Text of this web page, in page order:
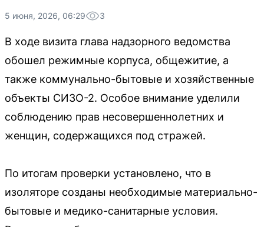
5 июня, 2026, 06:29 3
В ходе визита глава надзорного ведомства
обошел режимные корпуса, общежитие, а
также коммунально-бытовые и хозяйственные
объекты СИЗО-2. Особое внимание уделили
соблюдению прав несовершеннолетних и
женщин, содержащихся под стражей.
По итогам проверки установлено, что в
изоляторе созданы необходимые материально-
бытовые и медико-санитарные условия.